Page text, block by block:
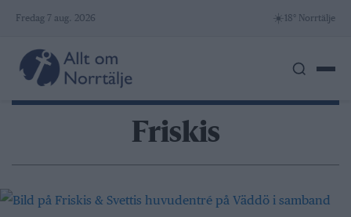
Skip
content
Fredag 7 aug. 2026 ☀️ 18° Norrtälje
Friskis